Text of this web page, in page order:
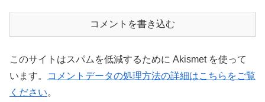
コメントを書き込む
このサイトはスパムを低減するために Akismet を使って
います。
コメントデータの処理方法の詳細はこちらをご覧
ください。